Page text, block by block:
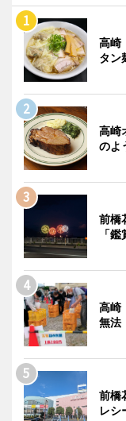
高崎
タン
高崎
のよ
前橋
「
高崎
無法
前橋
レシ